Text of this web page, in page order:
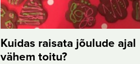
Kuidas raisata jõulude ajal
vähem toitu?